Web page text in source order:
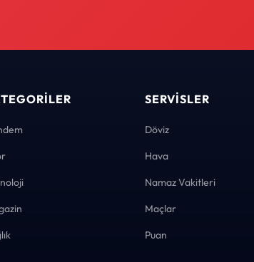
SERVISLER
Döviz
Hava
Namaz Vakitleri
Maçlar
Puan